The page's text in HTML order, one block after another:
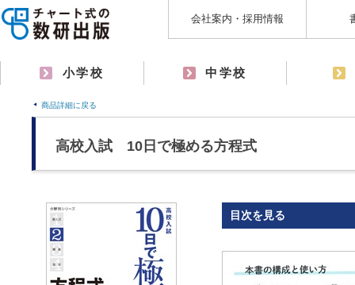
会社案内・採用情報
小学校 中学校
商品詳細に戻る
高校入試 10日で極める方程式
目次を見る